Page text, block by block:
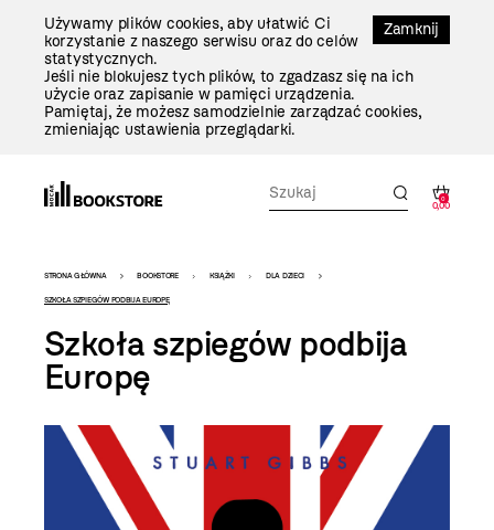
Zamknij
Używamy plików cookies, aby ułatwić Ci
korzystanie z naszego serwisu oraz do celów
statystycznych.
Jeśli nie blokujesz tych plików, to zgadzasz się na ich
użycie oraz zapisanie w pamięci urządzenia.
Pamiętaj, że możesz samodzielnie zarządzać cookies,
zmieniając ustawienia przeglądarki.
0
0,00
Bookstore
-
szablon
szczegóły
STRONA GŁÓWNA BOOKSTORE KSIĄŻKI DLA DZIECI
SZKOŁA SZPIEGÓW PODBIJA EUROPĘ
Szkoła szpiegów podbija
Europę